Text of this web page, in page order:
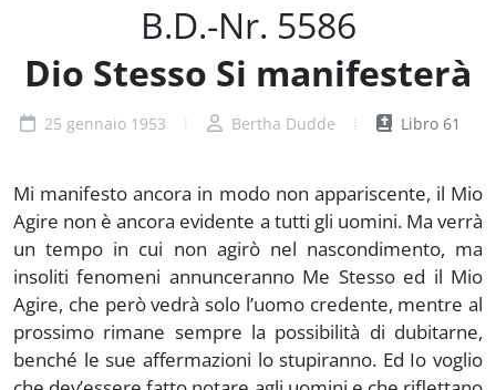
B.D.-Nr. 5586
Dio Stesso Si manifesterà
25 gennaio 1953 Bertha Dudde Libro 61
Mi manifesto ancora in modo non appariscente, il Mio
Agire non è ancora evidente a tutti gli uomini. Ma verrà
un tempo in cui non agirò nel nascondimento, ma
insoliti fenomeni annunceranno Me Stesso ed il Mio
Agire, che però vedrà solo l’uomo credente, mentre al
prossimo rimane sempre la possibilità di dubitarne,
benché le sue affermazioni lo stupiranno. Ed Io voglio